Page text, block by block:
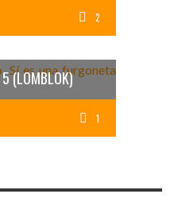
2
5 (LOMBLOK)
1